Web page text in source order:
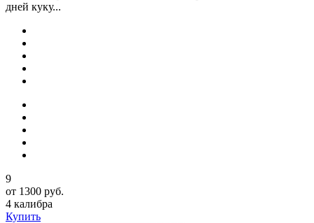
дней куку...
9
от 1300 руб.
4 калибра
Купить